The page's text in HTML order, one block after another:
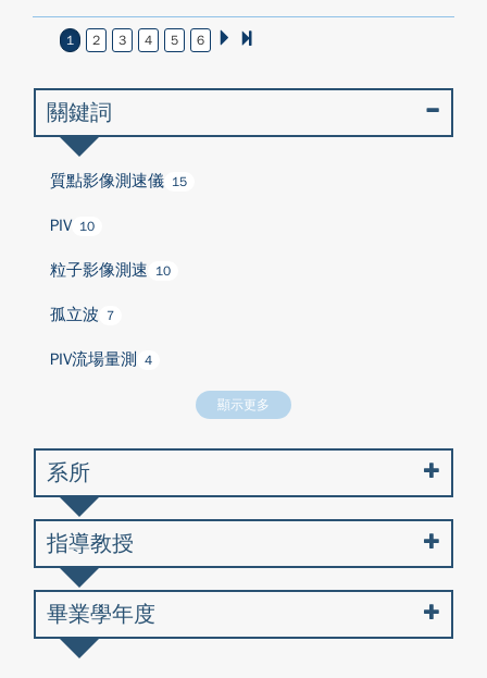
1 2 3 4 5 6
關鍵詞
質點影像測速儀 15
PIV 10
粒子影像測速 10
孤立波 7
PIV流場量測 4
顯示更多
系所
指導教授
畢業學年度